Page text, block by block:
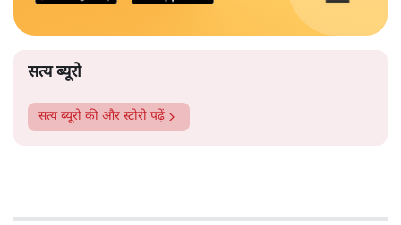
सत्य ब्यूरो
सत्य ब्यूरो की और स्टोरी पढ़ें